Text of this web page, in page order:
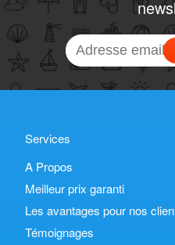
Services
A Propos
Meilleur prix garanti
Les avantages pour nos
Témoignages